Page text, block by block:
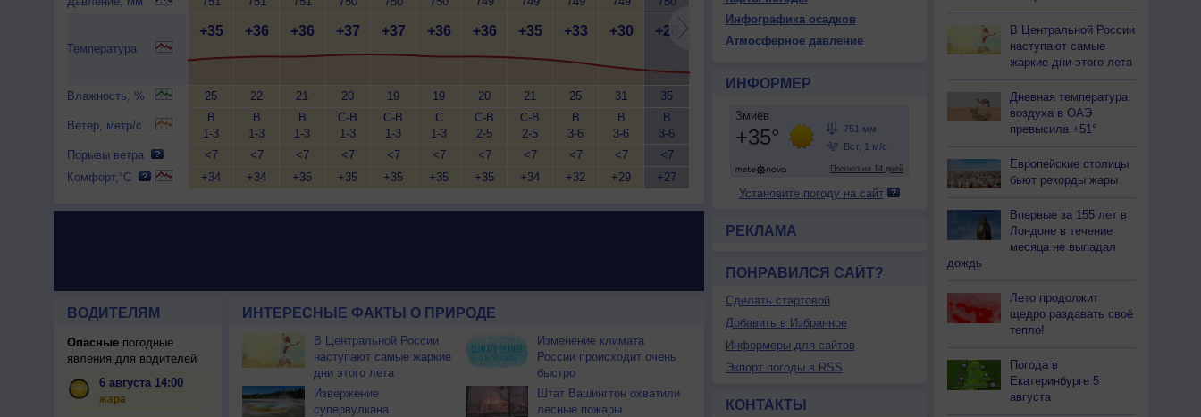
Температура
Влажность, %
Ветер, метр/с
Порывы ветра
Комфорт,°C
+35
25
В
1-3
<7
+34
+36
22
В
1-3
<7
+34
+36
21
В
1-3
<7
+35
+37
20
С-В
1-3
<7
+35
+37
19
С-В
1-3
<7
+35
+36
19
С
1-3
<7
+35
+36
20
С-В
2-5
<7
+35
+35
21
С-В
2-5
<7
+34
+33
25
В
3-6
<7
+32
+30
31
В
3-6
<7
+29
+28
35
В
3-6
<7
+27
+26
В
2-5
+26
2-5
2-5
+26
+25
+25
+23
42
Ю
+25
+23
43
Ю-В
2-5
+25
+23
42
Ю-В
2-5
+25
+26
37
+26
ВОДИТЕЛЯМ
Опасныепогодные
явления для водителей
6 августа 14:00
жара
ИНТЕРЕСНЫЕ ФАКТЫ О ПРИРОДЕ
В Центральной России
наступают самые жаркие
дни этого лета
Изменение климата
России происходит очень
быстро
Извержение
супервулкана
Штат Вашингтон охватили
лесные пожары
Инфографика осадков
Атмосферное давление
ИНФОРМЕР
Установите погоду на сайт
РЕКЛАМА
ПОНРАВИЛСЯ САЙТ?
Сделать стартовой
Добавить в Избранное
Информеры для сайтов
Экпорт погоды в RSS
КОНТАКТЫ
В Центральной России
наступают самые
жаркие дни этого лета
Дневная температура
воздуха в ОАЭ
превысила +51°
Европейские столицы
бьют рекорды жары
Впервые за 155 лет в
Лондоне в течение
месяца не выпадал
дождь
Лето продолжит
щедро раздавать своё
тепло!
Погода в
Екатеринбурге 5
августа